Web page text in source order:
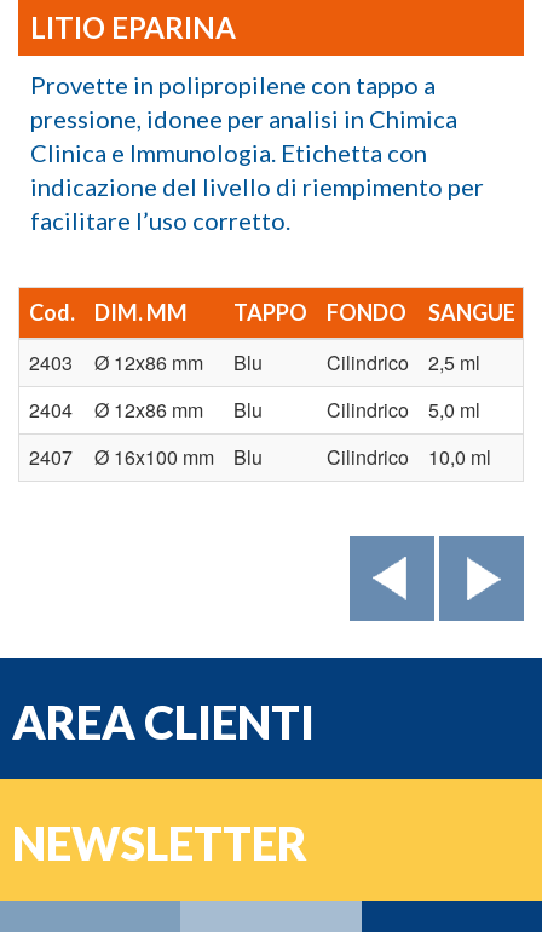
LITIO EPARINA
Provette in polipropilene con tappo a
pressione, idonee per analisi in Chimica
Clinica e Immunologia. Etichetta con
indicazione del livello di riempimento per
facilitare l’uso corretto.
Cod. DIM. MM TAPPO FONDO SANGUE
2403 Ø 12x86 mm Blu Cilindrico
2,5 ml
2404
Ø 12x86 mm Blu Cilindrico
5,0 ml
2407
Ø 16x100 mm Blu Cilindrico 10,0 ml
AREA CLIENTI
NEWSLETTER